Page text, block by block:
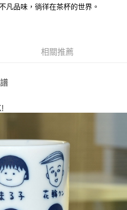
)免運費
)免運費
)免運費
)免運費
凡品味，徜徉在茶杯的世界。
相關推薦